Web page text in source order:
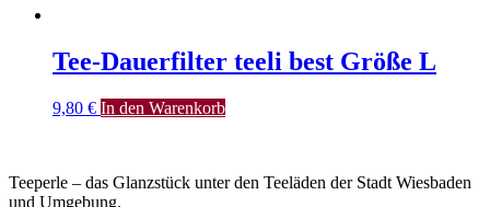
Tee-Dauerfilter teeli best Größe L
9,80 € In den Warenkorb
Teeperle – das Glanzstück unter den Teeläden der Stadt Wiesbaden
und Umgebung.